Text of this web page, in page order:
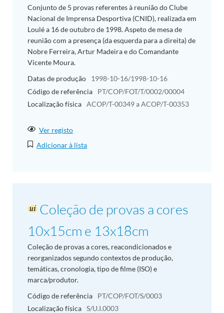
Conjunto de 5 provas referentes à reunião do Clube
Nacional de Imprensa Desportiva (CNID), realizada em
Loulé a 16 de outubro de 1998. Aspeto de mesa de
reunião com a presença (da esquerda para a direita) de
Nobre Ferreira, Artur Madeira e do Comandante
Vicente Moura.
Datas de produção
1998-10-16/1998-10-16
Código de referência
PT/COP/FOT/T/0002/00004
Localização física ACOP/T-00349 a ACOP/T-00353
Ver registo
Adicionar à lista
Coleção de provas a cores
10x15cm e 13x18cm
Coleção de provas a cores, reacondicionados e
reorganizados segundo contextos de produção,
temáticas, cronologia, tipo de filme (ISO) e
marca/produtor.
Código de referência
PT/COP/FOT/S/0003
Localização física S/U.I.0003